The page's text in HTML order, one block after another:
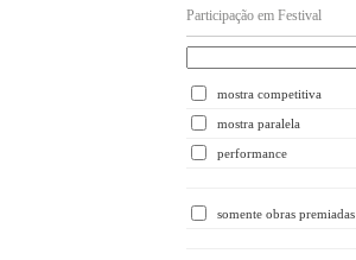
Participação em Festival
mostra competitiva
mostra paralela
performance
somente obras premiadas